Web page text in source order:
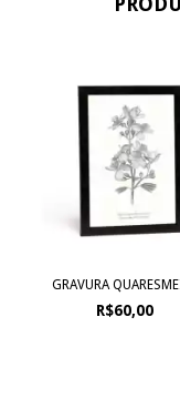
GRAVURA
R$60,00